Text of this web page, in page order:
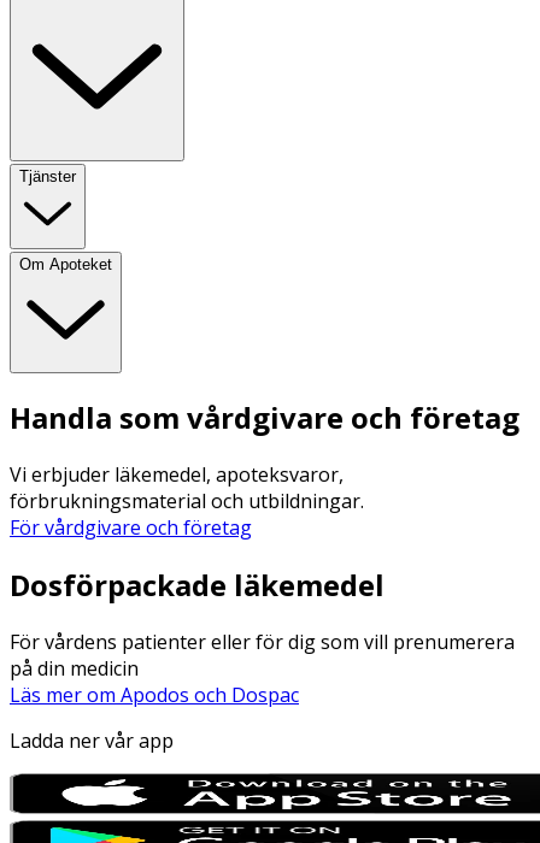
Tjänster
Om Apoteket
Handla som vårdgivare och företag
Vi erbjuder läkemedel, apoteksvaror,
förbrukningsmaterial och utbildningar.
För vårdgivare och företag
Dosförpackade läkemedel
För vårdens patienter eller för dig som vill prenumerera
på din medicin
Läs mer om Apodos och Dospac
Ladda ner vår app